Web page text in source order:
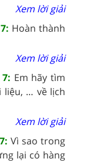
Xem lời giải
Hoàn thành
Xem lời giải
Em hãy tìm
liệu, … về lịch
Xem lời giải
Vì sao trong
lại có hàng